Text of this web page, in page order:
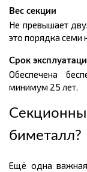
Вес секции
Не превышает
это порядка семи
Срок
Обеспечена
минимум 25 лет.
биметалл?
Ещё одна важная